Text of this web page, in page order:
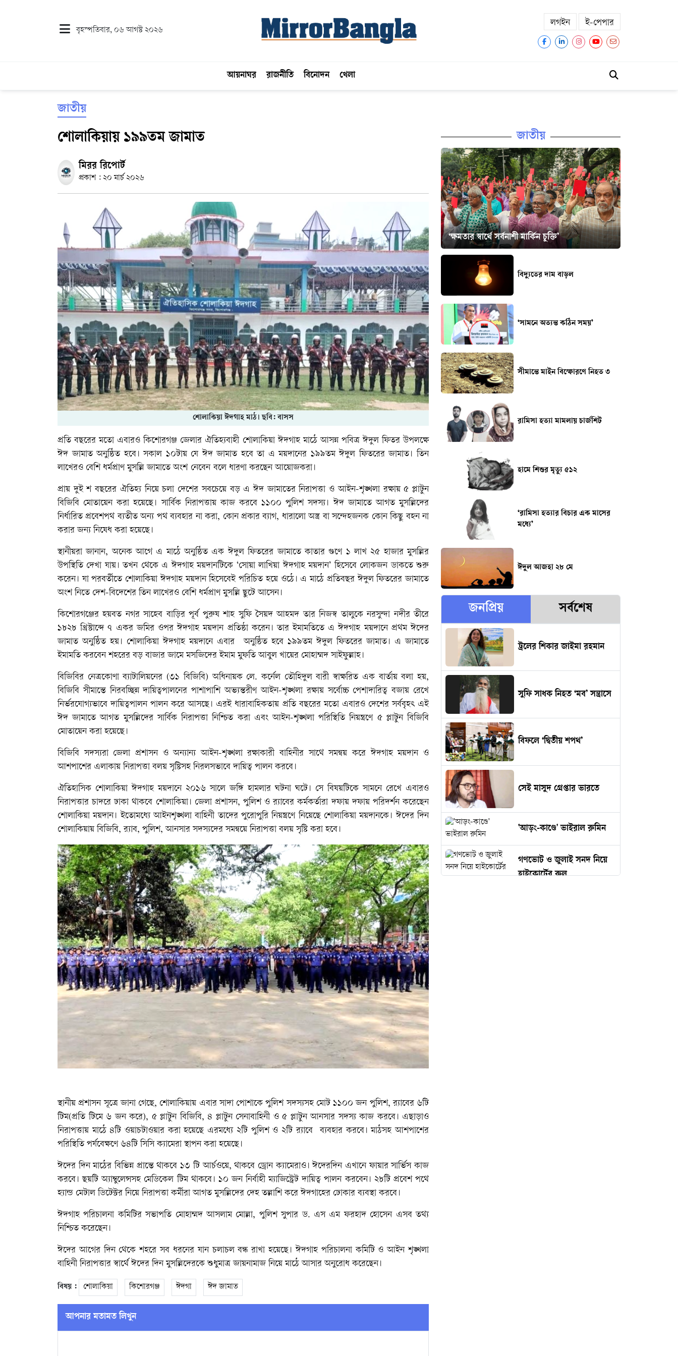
বৃহস্পতিবার, ০৬ আগস্ট ২০২৬
লগইন ই-পেপার
আয়নাঘর রাজনীতি বিনোদন খেলা
জাতীয়
শোলাকিয়ায় ১৯৯তম জামাত
মিরর রিপোর্ট
প্রকাশ : ২০ মার্চ ২০২৬
শোলাকিয়া ঈদগাহ মাঠ। ছবি: বাসস
প্রতি বছরের মতো এবারও কিশোরগঞ্জ জেলার ঐতিহ্যবাহী শোলাকিয়া ঈদগাহ মাঠে আসন্ন পবিত্র ঈদুল ফিতর উপলক্ষে
ঈদ জামাত অনুষ্ঠিত হবে। সকাল ১০টায় যে ঈদ জামাত হবে তা এ ময়দানের ১৯৯তম ঈদুল ফিতরের জামাত। তিন
লাখেরও বেশি ধর্মপ্রাণ মুসল্লি জামাতে অংশ নেবেন বলে ধারণা করছেন আয়োজকরা।
প্রায় দুই শ বছরের ঐতিহ্য নিয়ে চলা দেশের সবচেয়ে বড় এ ঈদ জামাতের নিরাপত্তা ও আইন-শৃঙ্খলা রক্ষায় ৫ প্লাটুন
বিজিবি মোতায়েন করা হয়েছে। সার্বিক নিরাপত্তায় কাজ করবে ১১০০ পুলিশ সদস্য। ঈদ জামাতে আগত মুসল্লিদের
নির্ধারিত প্রবেশপথ ব্যতীত অন্য পথ ব্যবহার না করা, কোন প্রকার ব্যাগ, ধারালো অস্ত্র বা সন্দেহজনক কোন কিছু বহন না
করার জন্য নিষেধ করা হয়েছে।
স্থানীয়রা জানান, অনেক আগে এ মাঠে অনুষ্ঠিত এক ঈদুল ফিতরের জামাতে কাতার গুণে ১ লাখ ২৫ হাজার মুসল্লির
উপস্থিতি দেখা যায়। তখন থেকে এ ঈদগাহ ময়দানটিকে ‘সোয়া লাখিয়া ঈদগাহ ময়দান’ হিসেবে লোকজন ডাকতে শুরু
করেন। যা পরবর্তীতে শোলাকিয়া ঈদগাহ ময়দান হিসেবেই পরিচিত হয়ে ওঠে। এ মাঠে প্রতিবছর ঈদুল ফিতরের জামাতে
অংশ নিতে দেশ-বিদেশের তিন লাখেরও বেশি ধর্মপ্রাণ মুসল্লি ছুটে আসেন।
কিশোরগঞ্জের হয়বত নগর সাহেব বাড়ির পূর্ব পুরুষ শাহ সুফি সৈয়দ আহমদ তার নিজস্ব তালুকে নরসুন্দা নদীর তীরে
১৮২৮ খ্রিস্টাব্দে ৭ একর জমির ওপর ঈদগাহ ময়দান প্রতিষ্ঠা করেন। তার ইমামতিতে এ ঈদগাহ ময়দানে প্রথম ঈদের
জামাত অনুষ্ঠিত হয়। শোলাকিয়া ঈদগাহ ময়দানে এবার অনুষ্ঠিত হবে ১৯৯তম ঈদুল ফিতরের জামাত। এ জামাতে
ইমামতি করবেন শহরের বড় বাজার জামে মসজিদের ইমাম মুফতি আবুল খায়ের মোহাম্মদ সাইফুল্লাহ।
বিজিবির নেত্রকোণা ব্যাটালিয়নের (৩১ বিজিবি) অধিনায়ক লে. কর্নেল তৌহিদুল বারী স্বাক্ষরিত এক বার্তায় বলা হয়,
বিজিবি সীমান্তে নিরবচ্ছিন্ন দায়িত্বপালনের পাশাপাশি অভ্যন্তরীণ আইন-শৃঙ্খলা রক্ষায় সর্বোচ্চ পেশাদারিত্ব বজায় রেখে
নির্ভরযোগ্যভাবে দায়িত্বপালন পালন করে আসছে। এরই ধারাবাহিকতায় প্রতি বছরের মতো এবারও দেশের সর্ববৃহৎ এই
ঈদ জামাতে আগত মুসল্লিদের সার্বিক নিরাপত্তা নিশ্চিত করা এবং আইন-শৃঙ্খলা পরিস্থিতি নিয়ন্ত্রণে ৫ প্লাটুন বিজিবি
মোতায়েন করা হয়েছে।
বিজিবি সদস্যরা জেলা প্রশাসন ও অন্যান্য আইন-শৃঙ্খলা রক্ষাকারী বাহিনীর সাথে সমন্বয় করে ঈদগাহ ময়দান ও
আশপাশের এলাকায় নিরাপত্তা বলয় সৃষ্টিসহ নিরলসভাবে দায়িত্ব পালন করবে।
ঐতিহাসিক শোলাকিয়া ঈদগাহ ময়দানে ২০১৬ সালে জঙ্গি হামলার ঘটনা ঘটে। সে বিষয়টিকে সামনে রেখে এবারও
নিরাপত্তার চাদরে ঢাকা থাকবে শোলাকিয়া। জেলা প্রশাসন, পুলিশ ও র‌্যাবের কর্মকর্তারা দফায় দফায় পরিদর্শন করেছেন
শোলাকিয়া ময়দান। ইতোমধ্যে আইনশৃঙ্খলা বাহিনী তাদের পুরোপুরি নিয়ন্ত্রণে নিয়েছে শোলাকিয়া ময়দানকে। ঈদের দিন
শোলাকিয়ায় বিজিবি, র‌্যাব, পুলিশ, আনসার সদস্যদের সমন্বয়ে নিরাপত্তা বলয় সৃষ্টি করা হবে।
স্থানীয় প্রশাসন সূত্রে জানা গেছে, শোলাকিয়ায় এবার সাদা পোশাকে পুলিশ সদস্যসহ মোট ১১০০ জন পুলিশ, র‌্যাবের ৬টি
টিম(প্রতি টিমে ৬ জন করে), ৫ প্লাটুন বিজিবি, ৪ প্লাটুন সেনাবাহিনী ও ৫ প্লাটুন আনসার সদস্য কাজ করবে। এছাড়াও
নিরাপত্তায় মাঠে ৪টি ওয়াচটাওয়ার করা হয়েছে এরমধ্যে ২টি পুলিশ ও ২টি র‌্যাবে ব্যবহার করবে। মাঠসহ আশপাশের
পরিস্থিতি পর্যবেক্ষণে ৬৪টি সিসি ক্যামেরা স্থাপন করা হয়েছে।
ঈদের দিন মাঠের বিভিন্ন প্রান্তে থাকবে ১৩ টি আর্চওয়ে, থাকবে ড্রোন ক্যামেরাও। ঈদেরদিন এখানে ফায়ার সার্ভিস কাজ
করবে। ছয়টি অ্যাম্বুলেন্সসহ মেডিকেল টিম থাকবে। ১০ জন নির্বাহী ম্যাজিস্ট্রেট দায়িত্ব পালন করবেন। ২৮টি প্রবেশ পথে
হ্যান্ড মেটাল ডিটেক্টর নিয়ে নিরাপত্তা কর্মীরা আগত মুসল্লিদের দেহ তল্লাশি করে ঈদগাহের ঢোকার ব্যবস্থা করবে।
ঈদগাহ পরিচালনা কমিটির সভাপতি মোহাম্মদ আসলাম মোল্লা, পুলিশ সুপার ড. এস এম ফরহাদ হোসেন এসব তথ্য
নিশ্চিত করেছেন।
ঈদের আগের দিন থেকে শহরে সব ধরনের যান চলাচল বন্ধ রাখা হয়েছে। ঈদগাহ পরিচালনা কমিটি ও আইন শৃঙ্খলা
বাহিনী নিরাপত্তার স্বার্থে ঈদের দিন মুসল্লিদেরকে শুধুমাত্র জায়নামাজ নিয়ে মাঠে আসার অনুরোধ করেছেন।
বিষয় : শোলাকিয়া কিশোরগঞ্জ ঈদগা ঈদ জামাত
আপনার মতামত লিখুন
জাতীয়
‘ক্ষমতার স্বার্থে সর্বনাশী মার্কিন চুক্তি’
বিদ্যুতের দাম বাড়ল
‘সামনে অত্যন্ত কঠিন সময়’
সীমান্তে মাইন বিস্ফোরণে নিহত ৩
রামিসা হত্যা মামলায় চার্জশিট
হামে শিশুর মৃত্যু ৫১২
‘রামিসা হত্যার বিচার এক মাসের
মধ্যে’
ঈদুল আজহা ২৮ মে
জনপ্রিয় সর্বশেষ
ট্রলের শিকার জাইমা রহমান
সুফি সাধক নিহত ‘মব’ সন্ত্রাসে
বিফলে ‘দ্বিতীয় শপথ’
সেই মাসুদ গ্রেপ্তার ভারতে
'আড়ং-কাণ্ডে' ভাইরাল রুমিন
গণভোট ও জুলাই সনদ নিয়ে
হাইকোর্টের রুল